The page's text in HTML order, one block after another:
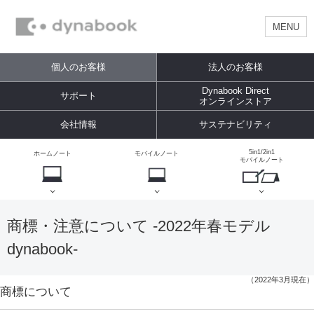
MENU
個人のお客様 法人のお客様
サポート
Dynabook Direct
オンラインストア
会社情報 サステナビリティ
ホームノート モバイルノート
5in1/2in1
モバイルノート
商標・注意について -2022年春モデル
dynabook-
（2022年3月現在）
商標について